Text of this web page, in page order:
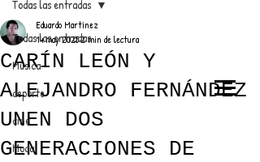
EL TRENDY TOP
CON EDDY MARTINEZ
Todas las entradas
Música
deporte
cine
Moda
Todas las entradas
CARÍN LEÓN Y
ALEJANDRO FERNÁNDEZ
UNEN DOS
GENERACIONES DE
Eduardo Martínez
14 may 20252 min de lectura